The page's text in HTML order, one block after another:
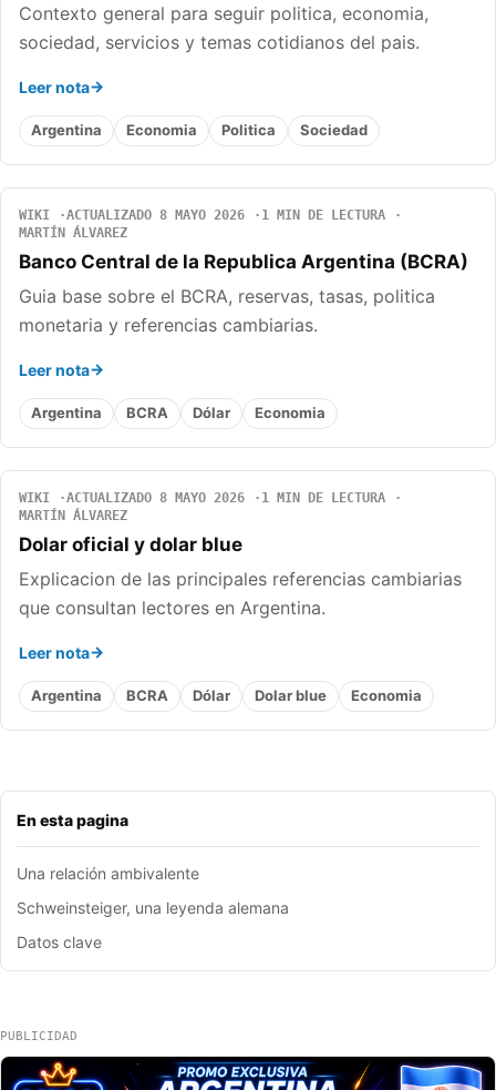
En esta pagina
Una relación ambivalente
Schweinsteiger, una leyenda alemana
Datos clave
Contexto general para seguir politica, economia,
sociedad, servicios y temas cotidianos del pais.
Leer nota
Argentina Economia Politica Sociedad
WIKI ACTUALIZADO 8 MAYO 2026
1 MIN DE LECTURA
MARTÍN ÁLVAREZ
Banco Central de la Republica Argentina (BCRA)
Guia base sobre el BCRA, reservas, tasas, politica
monetaria y referencias cambiarias.
Leer nota
Argentina BCRA Dólar Economia
WIKI ACTUALIZADO 8 MAYO 2026
1 MIN DE LECTURA
MARTÍN ÁLVAREZ
Dolar oficial y dolar blue
Explicacion de las principales referencias cambiarias
que consultan lectores en Argentina.
Leer nota
Argentina BCRA Dólar Dolar blue Economia
PUBLICIDAD